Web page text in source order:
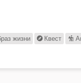
жизни Квест